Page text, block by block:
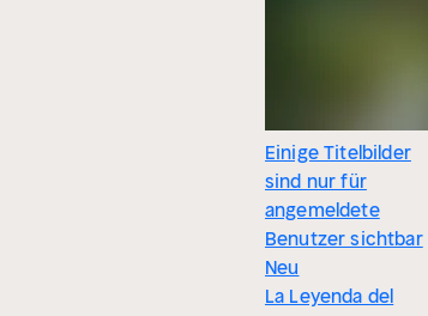
Einige Titelbilder
sind nur für
angemeldete
Benutzer sichtbar
Neu
La Leyenda del